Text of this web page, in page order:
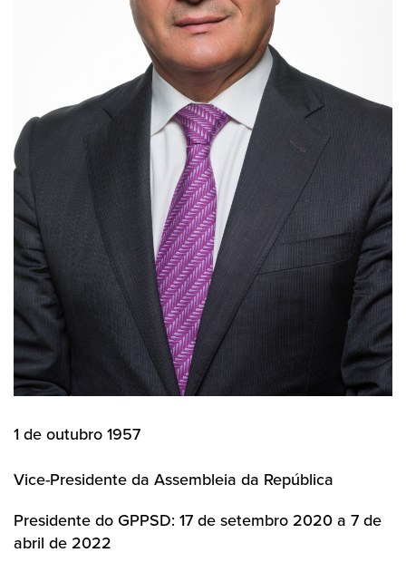
1 de outubro 1957
Vice-Presidente da Assembleia da República
Presidente do GPPSD: 17 de setembro 2020 a 7 de
abril de 2022